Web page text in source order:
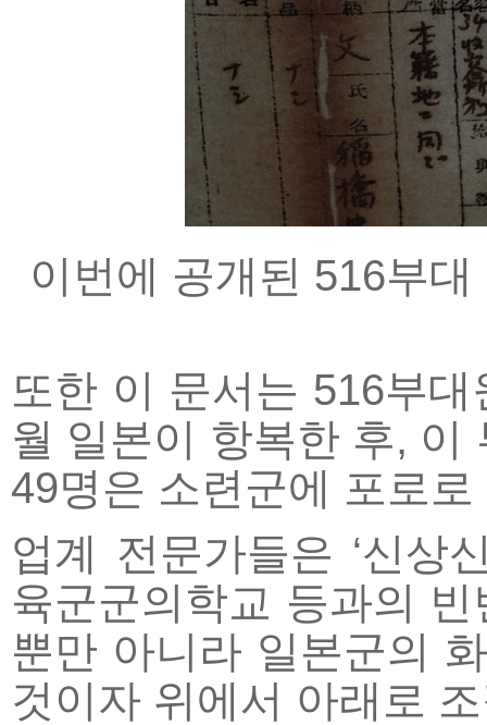
이번에 공개된 516부대
또한 이 문서는 516부
월 일본이 항복한 후, 이
49명은 소련군에 포로
업계 전문가들은 ‘신상
육군군의학교 등과의
뿐만 아니라 일본군의
것이자 위에서 아래로